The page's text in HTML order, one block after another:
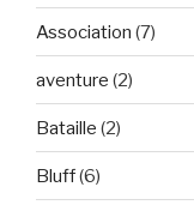
Association (7)
aventure (2)
Bataille (2)
Bluff(6)